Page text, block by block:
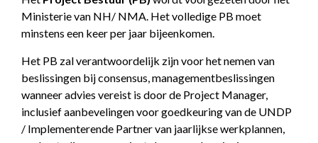
Ministerie van NH/ NMA. Het volledige PB moet
minstens een keer per jaar bijeenkomen.
Het PB zal verantwoordelijk zijn voor het nemen van
beslissingen bij consensus, managementbeslissingen
wanneer advies vereist is door de Project Manager,
inclusief aanbevelingen voor goedkeuring van de UNDP
/ Implementerende Partner van jaarlijkse werkplannen,